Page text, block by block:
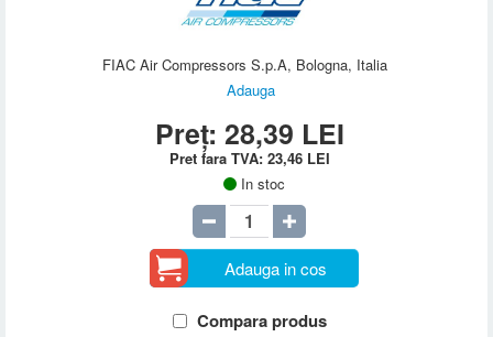
FIAC Air Compressors S.p.A, Bologna, Italia
Adauga
Preț: 28,39 LEI
Pret fara TVA: 23,46 LEI
In stoc
Adauga in cos
Compara produs